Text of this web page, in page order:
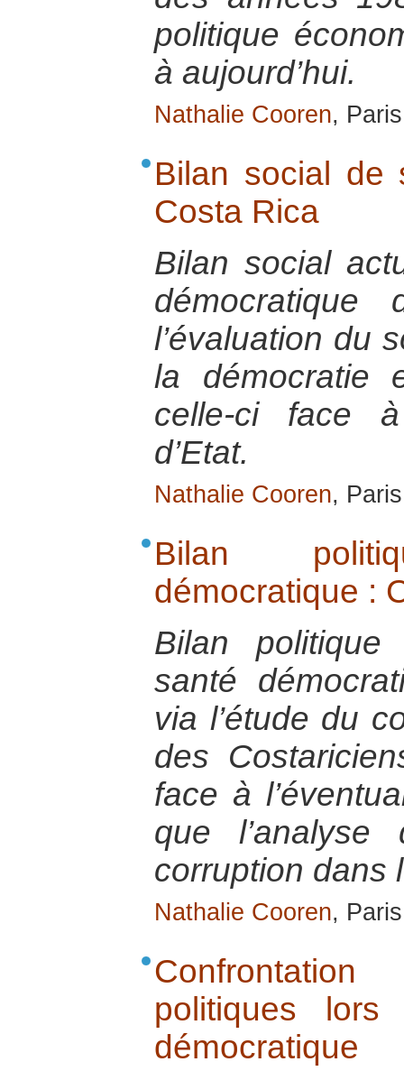
politique
à aujourd’hui.
Nathalie Cooren,
Bilan social de
Costa Rica
Bilan social
l’évaluation du
la démocratie
celle-ci face
d’Etat.
Nathalie Cooren,
Bilan
démocratique :
Bilan
santé
via l’étude du
des
face à
que
corruption dans
Nathalie Cooren,
politiques
démocratique